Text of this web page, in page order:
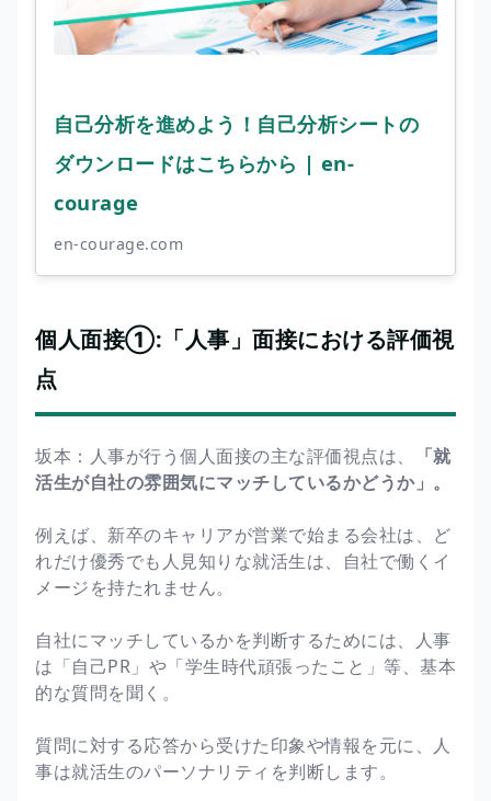
自己分析を進めよう！自己分析シートの
ダウンロードはこちらから | en-
courage
en-courage.com
個人面接①:「人事」面接における評価視
点
坂本：人事が行う個人面接の主な評価視点は、
「就
活生が自社の雰囲気にマッチしているかどうか」。
例えば、新卒のキャリアが営業で始まる会社は、ど
れだけ優秀でも人見知りな就活生は、自社で働くイ
メージを持たれません。
自社にマッチしているかを判断するためには、人事
は「自己PR」や「学生時代頑張ったこと」等、基本
的な質問を聞く。
質問に対する応答から受けた印象や情報を元に、人
事は就活生のパーソナリティを判断します。